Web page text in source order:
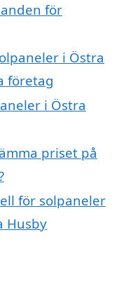
för
i Östra
företag
i Östra
priset på
för solpaneler
Husby